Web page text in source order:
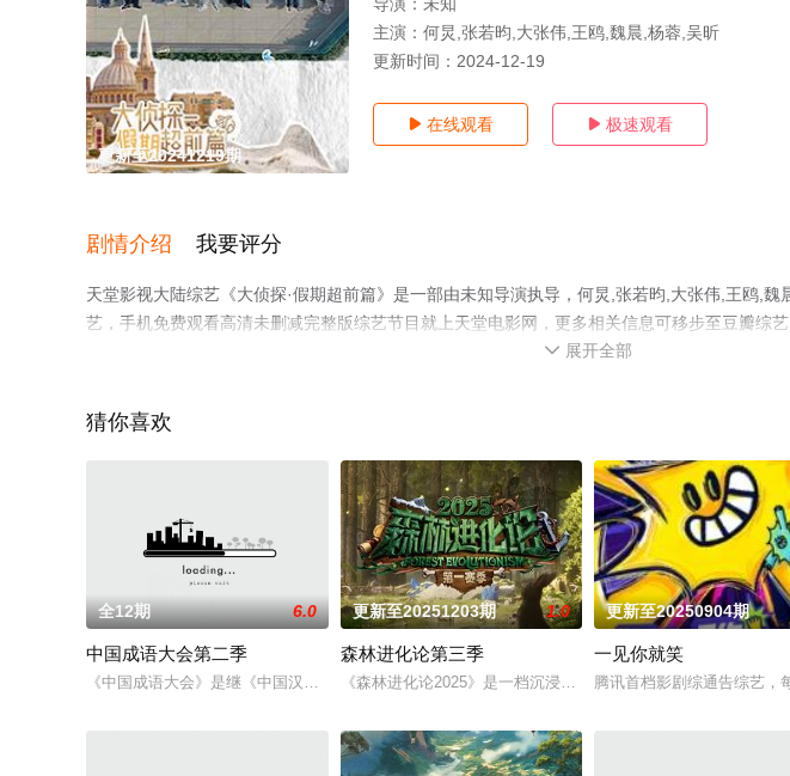
更新至20241219期
主演： 何炅,张若昀,大张伟,王鸥,魏晨,杨蓉,吴昕
更新时间： 2024-12-19
 在线观看  极速观看
剧情介绍 我要评分
天堂影视大陆综艺《大侦探·假期超前篇》是一部由未知导演执导，何炅,张若昀,大张伟,王鸥,
艺，手机免费观看高清未删减完整版综艺节目就上天堂电影网，更多相关信息可移步至豆瓣综
 展开全部
猜你喜欢
全12期 6.0
中国成语大会第二季
《中国成语大会》是继《中国汉字听写大会》之后，又一档重大影响力大型电视文化节目，于2014年4
更新至20251203期 1.0
森林进化论第三季
《森林进化论2025》是一档沉浸式脑力策略博弈竞技综艺。各界
更新至20250904期
一见你就笑
腾讯首档影剧综通告综艺，